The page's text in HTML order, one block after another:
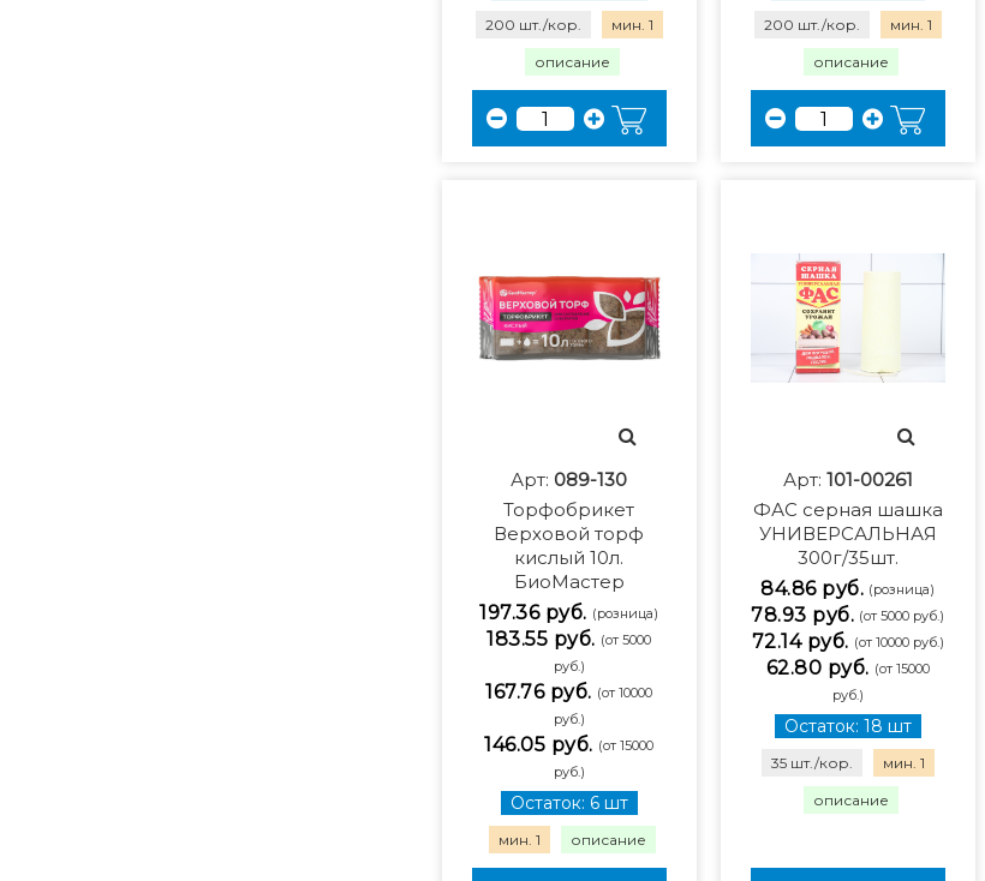
200 шт./кор. мин. 1
описание
200 шт./кор. мин. 1
описание
Арт: 089-130
Торфобрикет
Верховой торф
кислый 10л.
БиоМастер
197.36 руб. (розница)
183.55 руб. (от 5000
руб.)
167.76 руб. (от 10000
руб.)
146.05 руб. (от 15000
руб.)
Остаток: 6 шт
мин. 1 описание
Арт: 101-00261
ФАС серная шашка
УНИВЕРСАЛЬНАЯ
300г/35шт.
84.86 руб. (розница)
78.93 руб. (от 5000 руб.)
72.14 руб. (от 10000 руб.)
62.80 руб. (от 15000
руб.)
Остаток: 18 шт
35 шт./кор. мин. 1
описание